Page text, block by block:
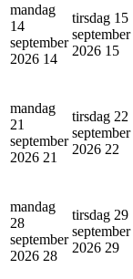
mandag
14
september
2026 14
tirsdag 15
september
2026 15
mandag
21
september
2026 21
tirsdag 22
september
2026 22
mandag
28
september
2026 28
tirsdag 29
september
2026 29